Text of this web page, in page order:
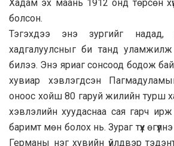
Хадам эх маань 1912 онд төрсөн
болсон.
Тэгэхдээ энэ зургийг надад,
хадгалуулсныг би танд
билээ. Энэ яриаг сонсоод бодож
хувиар хэвлэгдсэн
оноос хойш 80 гаруй жилийн турш
хэвлэлийн хуудаснаа сая гарч ирж
баримт мөн болох нь. Зураг түүх
Германы нэг хувийн үйлдвэр